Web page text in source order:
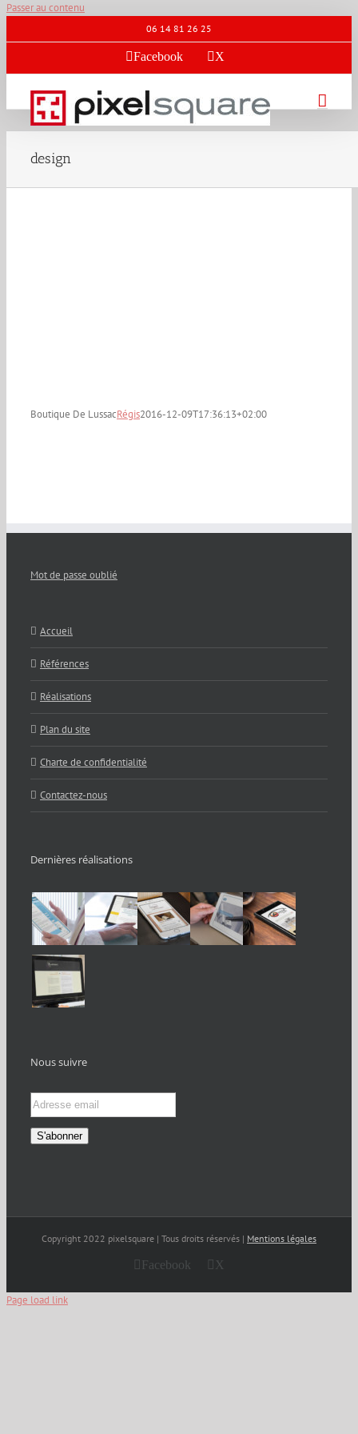
Passer au contenu
06 14 81 26 25
Facebook X
design
Boutique De LussacRégis2016-12-09T17:36:13+02:00
Mot de passe oublié
Accueil
Références
Réalisations
Plan du site
Charte de confidentialité
Contactez-nous
Dernières réalisations
Nous suivre
Copyright 2022 pixelsquare | Tous droits réservés | Mentions légales
Facebook X
Page load link